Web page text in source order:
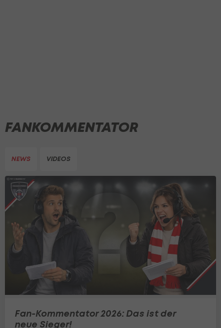
FANKOMMENTATOR
NEWS VIDEOS
Fan-Kommentator 2026: Das ist der
neue Sieger!